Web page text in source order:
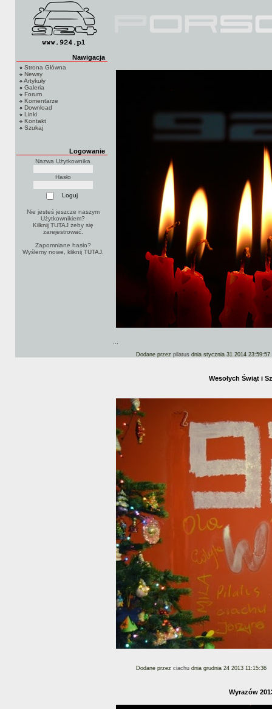
Nawigacja
Strona Główna
Newsy
Artykuły
Galeria
Forum
Komentarze
Download
Linki
Kontakt
Szukaj
Logowanie
Nazwa Użytkownika
Hasło
Nie jesteś jeszcze naszym
Użytkownikiem?
Kilknij TUTAJżeby się
zarejestrować.
Zapomniane hasło?
Wyślemy nowe, kliknij TUTAJ.
Dodane przez pilatus dnia stycznia 31 2014 23:59:57
Wesołych Świąt i
Dodane przez ciachu dnia grudnia 24 2013 11:15:36
Wyrazów